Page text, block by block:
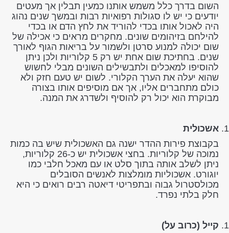
השום בדרך כלל משמש אותנו כמעין תבלין אך מעטים
יודעים כי יש לו סגולות רפואיות רבות ובמשך שנים נהוג
היה לאכול אותו בכדי להוריד את לחץ הדם או בכדי
להילחם בזיהומים שונים. מחקרים מראים כי אכילה של
שום יכולה למנוע סרטן ולשמור על בריאות הגוף לאורך
שנים. בחתיכת שום אחת יש רק 5 קלוריות ולכן ניתן
להוסיפו למאכלים ולתבשילים השונים מבלי לחשוש
שהוא יעלה את הערך הקלורי. לשום יש טעם חזק ולא
כולם מתחברים אליו, אך אם מוסיפים אותו בצורה
מבוקרת הוא יכול רק להוסיף ולשדרג את המנה.
אשכולית
בקבוצת פירות ההדר ישנה גם האשכולית שיש בה כמות
נמוכה של קלוריות. בחצי אשכולית יש כ-26 קלוריות,
ניתן לשלב אותה בתוך סלט או עם מאכל חלבי כמו
יוגורט. אשכוליות מומלצות לאנשים הסובלים
מכולסטרול גבוה ובתפריטי דיאטה רבים רואים כי היא
חלק בלתי נפרד.
קייל (כרוב על)